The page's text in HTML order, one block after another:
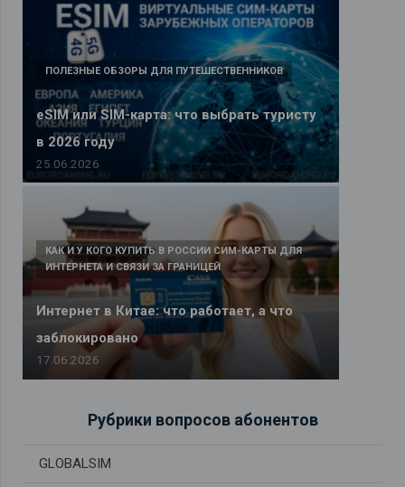
eSIM или SIM-карта: что выбрать туристу
в 2026 году
ПОЛЕЗНЫЕ ОБЗОРЫ ДЛЯ ПУТЕШЕСТВЕННИКОВ
25.06.2026
Интернет в Китае: что работает, а что
заблокировано
КАК И У КОГО КУПИТЬ В РОССИИ СИМ-КАРТЫ ДЛЯ
ИНТЕРНЕТА И СВЯЗИ ЗА ГРАНИЦЕЙ
17.06.2026
Рубрики вопросов абонентов
GLOBALSIM